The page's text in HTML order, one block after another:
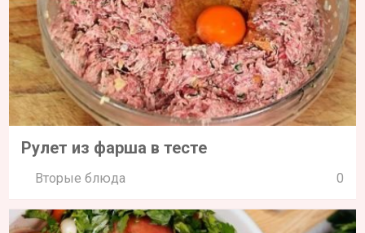
Рулет из фарша в тесте
Вторые блюда 0